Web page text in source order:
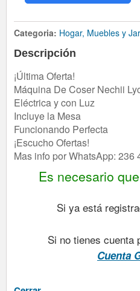
Categoria: Hogar, Muebles y
Descripción
¡Última Oferta!
Máquina De Coser Nechii
Eléctrica y con Luz
Incluye la Mesa
Funcionando Perfecta
¡Escucho Ofertas!
Mas info por WhatsApp: 236
Es necesario
Si ya está
Si no tienes cuenta
Cuenta